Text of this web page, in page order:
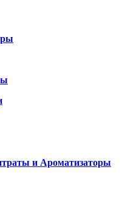
и Ароматизаторы